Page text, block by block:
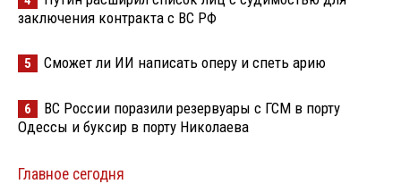
заключения контракта с ВС РФ
5 Сможет ли ИИ написать оперу и спеть арию
6
ВС России поразили резервуары с ГСМ в порту
Одессы и буксир в порту Николаева
Главное сегодня